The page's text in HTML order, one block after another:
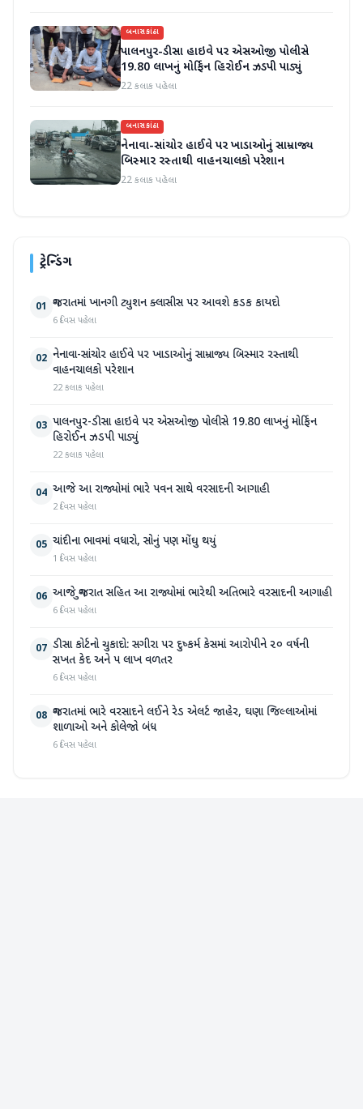
બનાસકાંઠા
પાલનપુર-ડીસા હાઇવે પર એસઓજી પોલીસે
19.80 લાખનું મોર્ફિન હિરોઈન ઝડપી પાડ્યું
22 કલાક પહેલા
બનાસકાંઠા
નેનાવા-સાંચોર હાઈવે પર ખાડાઓનું સામ્રાજ્ય
બિસ્માર રસ્તાથી વાહનચાલકો પરેશાન
22 કલાક પહેલા
ટ્રેન્ડિંગ
01 ગુજરાતમાં ખાનગી ટ્યુશન ક્લાસીસ પર આવશે કડક કાયદો
6 દિવસ પહેલા
02 નેનાવા-સાંચોર હાઈવે પર ખાડાઓનું સામ્રાજ્ય બિસ્માર રસ્તાથી
વાહનચાલકો પરેશાન
22 કલાક પહેલા
03 પાલનપુર-ડીસા હાઇવે પર એસઓજી પોલીસે 19.80 લાખનું મોર્ફિન
હિરોઈન ઝડપી પાડ્યું
22 કલાક પહેલા
04 આજે આ રાજ્યોમાં ભારે પવન સાથે વરસાદની આગાહી
2 દિવસ પહેલા
05 ચાંદીના ભાવમાં વધારો, સોનું પણ મોંઘુ થયું
1 દિવસ પહેલા
06 આજે ગુજરાત સહિત આ રાજ્યોમાં ભારેથી અતિભારે વરસાદની આગાહી
6 દિવસ પહેલા
07 ડીસા કોર્ટનો ચુકાદો: સગીરા પર દુષ્કર્મ કેસમાં આરોપીને ૨૦ વર્ષની
સખત કેદ અને ૫ લાખ વળતર
6 દિવસ પહેલા
08 ગુજરાતમાં ભારે વરસાદને લઈને રેડ એલર્ટ જાહેર, ઘણા જિલ્લાઓમાં
શાળાઓ અને કોલેજો બંધ
6 દિવસ પહેલા